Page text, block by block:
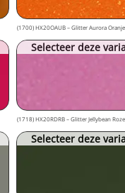
(1700) HX20OAUB – Glitter Aurora
Selecteer deze
(1718) HX20RDRB – Glitter Jellybean
Selecteer deze